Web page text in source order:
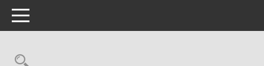
Toggle navigation
Rechercheauswahl